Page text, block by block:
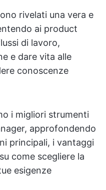
rivelati una vera e
ai product
di lavoro,
e dare vita alle
conoscenze
i migliori strumenti
approfondendo
principali, i vantaggi
come scegliere la
esigenze